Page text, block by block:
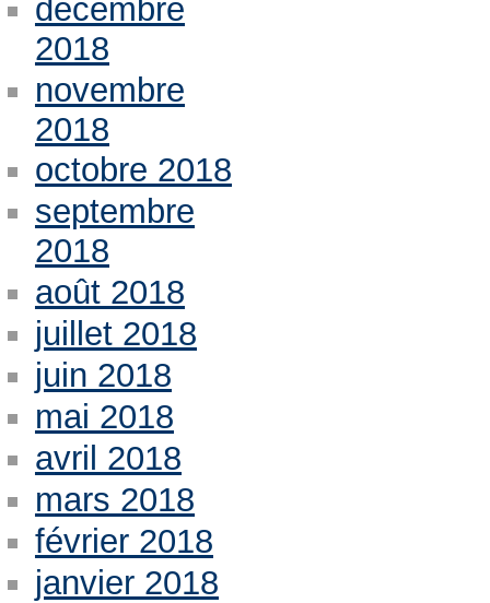
décembre
2018
novembre
2018
octobre 2018
septembre
2018
août 2018
juillet 2018
juin 2018
mai 2018
avril 2018
mars 2018
février 2018
janvier 2018